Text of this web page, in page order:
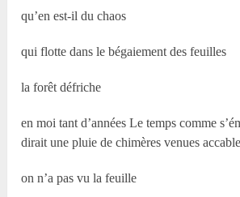
qu’en est-il du chaos
qui flotte dans le bégaiement des feuilles
la forêt défriche
en moi tant d’années Le temps comme
dirait une pluie de chimères venues
on n’a pas vu la feuille